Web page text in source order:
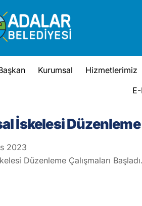
Kurumsal Hizmetlerimiz
İskelesi Düzenleme
2023
Düzenleme Çalışmaları Başladı.